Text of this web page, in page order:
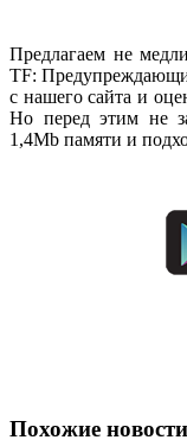
Предлагаем не
TF:
с нашего сайта и
Но перед этим не
1,4Mb памяти и
Похожие новости